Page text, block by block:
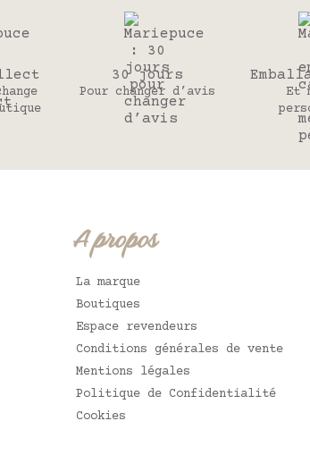
30 jours
Pour changer d’avis
Et
A propos
La marque
Boutiques
Espace revendeurs
Conditions générales de vente
Mentions légales
Politique de Confidentialité
Cookies